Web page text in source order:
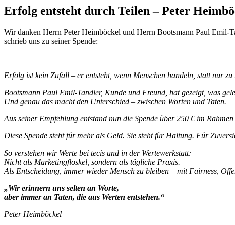
Erfolg entsteht durch Teilen – Peter
Wir danken Herrn Peter Heimböckel und Herrn Bootsmann Paul Emil-
schrieb uns zu seiner Spende:
Erfolg ist kein Zufall – er entsteht, wenn Menschen handeln, statt nur zu
Bootsmann Paul Emil-Tandler, Kunde und Freund, hat gezeigt, was
Und genau das macht den Unterschied – zwischen Worten und Taten.
Aus seiner Empfehlung entstand nun die Spende über 250 € im
Diese Spende steht für mehr als Geld. Sie steht für Haltung. Für
So verstehen wir Werte bei tecis und in der Wertewerkstatt:
Nicht als Marketingfloskel, sondern als tägliche Praxis.
Als Entscheidung, immer wieder Mensch zu bleiben – mit Fairness,
„Wir erinnern uns selten an Worte,
aber immer an Taten, die aus Werten entstehen.“
Peter Heimböckel